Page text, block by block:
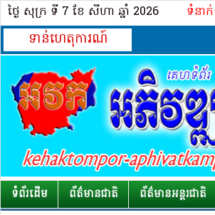
ថ្ងៃ សុក្រ ទី 7​ ខែ សីហា ឆ្នាំ 2026 ទំនា
ទាន់ហេតុការណ៍
ទំព័រដើម ព័ត៌មានជាតិ ព័ត៌មានអន្តរជាតិ